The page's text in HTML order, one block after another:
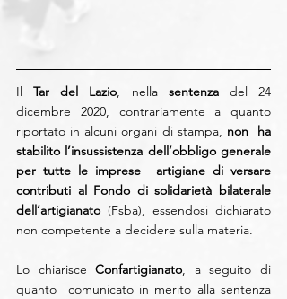
Il Tar del Lazio, nella sentenza del 24
dicembre 2020, contrariamente a quanto
riportato in alcuni organi di stampa, non  ha
stabilito l’insussistenza dell’obbligo generale
per tutte le imprese  artigiane di versare
contributi al Fondo di solidarietà bilaterale
dell’artigianato (Fsba), essendosi dichiarato
non competente a decidere sulla materia.
Lo chiarisce Confartigianato, a seguito di
quanto  comunicato in merito alla sentenza